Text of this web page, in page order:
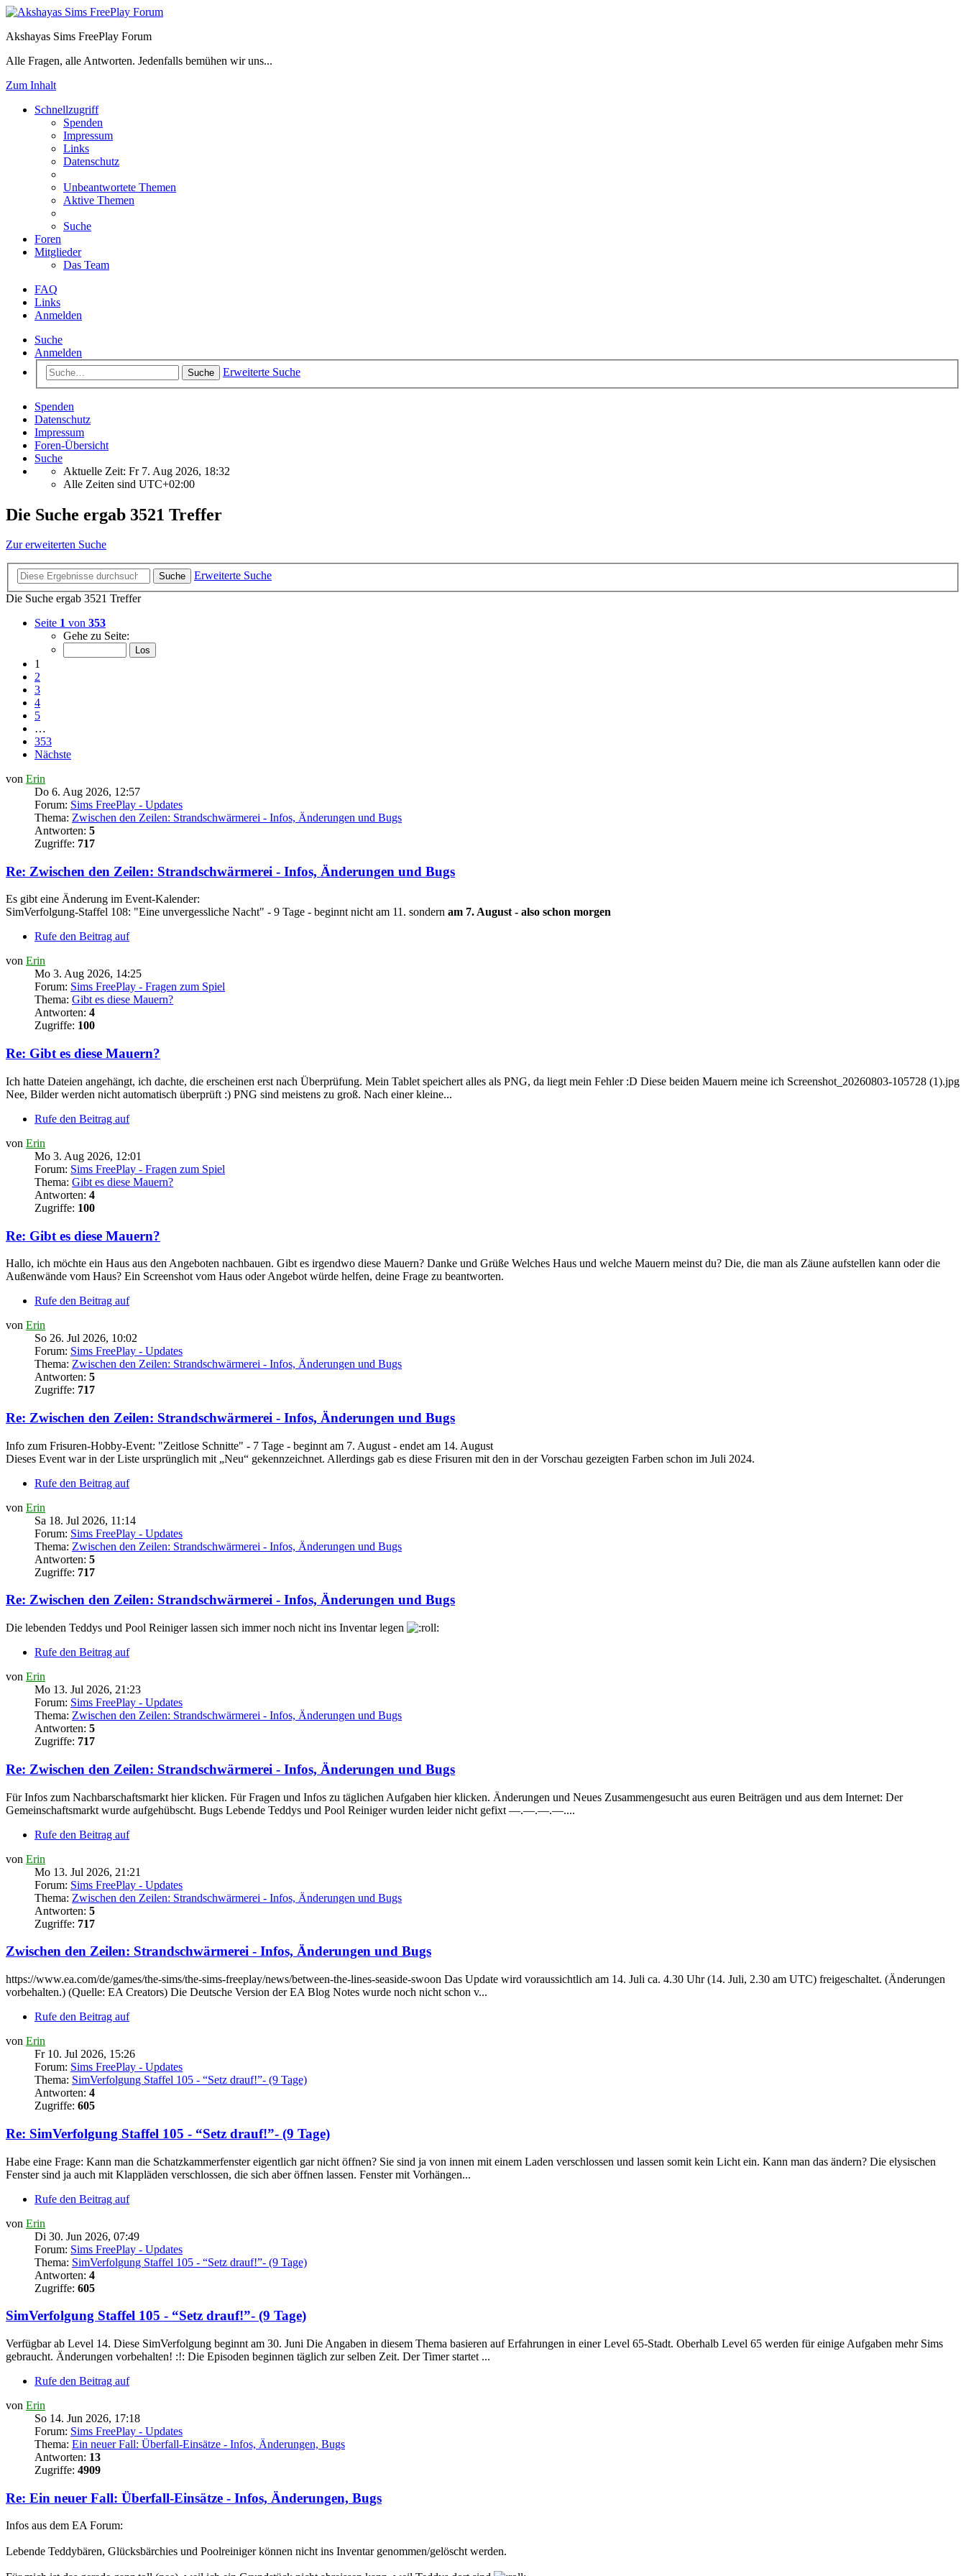
Akshayas Sims FreePlay Forum
Alle Fragen, alle Antworten. Jedenfalls bemühen wir uns...
Zum Inhalt
Schnellzugriff
Spenden
Impressum
Links
Datenschutz
Unbeantwortete Themen
Aktive Themen
Suche
Foren
Mitglieder
Das Team
FAQ
Links
Anmelden
Suche
Anmelden
Suche Erweiterte Suche
Spenden
Datenschutz
Impressum
Foren-Übersicht
Suche
Aktuelle Zeit: Fr 7. Aug 2026, 18:32
Alle Zeiten sind UTC+02:00
Die Suche ergab 3521 Treffer
Zur erweiterten Suche
Suche
Erweiterte Suche
Die Suche ergab 3521 Treffer
Seite 1 von 353
Gehe zu Seite:
1
2
3
4
5
…
353
Nächste
von Erin
Do 6. Aug 2026, 12:57
Forum: Sims FreePlay - Updates
Thema: Zwischen den Zeilen: Strandschwärmerei - Infos, Änderungen und Bugs
Antworten: 5
Zugriffe: 717
Re: Zwischen den Zeilen: Strandschwärmerei - Infos, Änderungen und Bugs
Es gibt eine Änderung im Event-Kalender:
SimVerfolgung-Staffel 108: "Eine unvergessliche Nacht" - 9 Tage - beginnt nicht am 11. sondern am 7. August - also schon morgen
Rufe den Beitrag auf
von Erin
Mo 3. Aug 2026, 14:25
Forum: Sims FreePlay - Fragen zum Spiel
Thema: Gibt es diese Mauern?
Antworten: 4
Zugriffe: 100
Re: Gibt es diese Mauern?
Ich hatte Dateien angehängt, ich dachte, die erscheinen erst nach Überprüfung. Mein Tablet speichert alles als PNG, da liegt mein Fehler :D Diese beiden Mauern meine ich Screenshot_20260803-105728 (1).jpg
Nee, Bilder werden nicht automatisch überprüft :) PNG sind meistens zu groß. Nach einer kleine...
Rufe den Beitrag auf
von Erin
Mo 3. Aug 2026, 12:01
Forum: Sims FreePlay - Fragen zum Spiel
Thema: Gibt es diese Mauern?
Antworten: 4
Zugriffe: 100
Re: Gibt es diese Mauern?
Hallo, ich möchte ein Haus aus den Angeboten nachbauen. Gibt es irgendwo diese Mauern? Danke und Grüße Welches Haus und welche Mauern meinst du? Die, die man als Zäune aufstellen kann oder die
Außenwände vom Haus? Ein Screenshot vom Haus oder Angebot würde helfen, deine Frage zu beantworten.
Rufe den Beitrag auf
von Erin
So 26. Jul 2026, 10:02
Forum: Sims FreePlay - Updates
Thema: Zwischen den Zeilen: Strandschwärmerei - Infos, Änderungen und Bugs
Antworten: 5
Zugriffe: 717
Re: Zwischen den Zeilen: Strandschwärmerei - Infos, Änderungen und Bugs
Info zum Frisuren-Hobby-Event: "Zeitlose Schnitte" - 7 Tage - beginnt am 7. August - endet am 14. August
Dieses Event war in der Liste ursprünglich mit „Neu“ gekennzeichnet. Allerdings gab es diese Frisuren mit den in der Vorschau gezeigten Farben schon im Juli 2024.
Rufe den Beitrag auf
von Erin
Sa 18. Jul 2026, 11:14
Forum: Sims FreePlay - Updates
Thema: Zwischen den Zeilen: Strandschwärmerei - Infos, Änderungen und Bugs
Antworten: 5
Zugriffe: 717
Re: Zwischen den Zeilen: Strandschwärmerei - Infos, Änderungen und Bugs
Die lebenden Teddys und Pool Reiniger lassen sich immer noch nicht ins Inventar legen
Rufe den Beitrag auf
von Erin
Mo 13. Jul 2026, 21:23
Forum: Sims FreePlay - Updates
Thema: Zwischen den Zeilen: Strandschwärmerei - Infos, Änderungen und Bugs
Antworten: 5
Zugriffe: 717
Re: Zwischen den Zeilen: Strandschwärmerei - Infos, Änderungen und Bugs
Für Infos zum Nachbarschaftsmarkt hier klicken. Für Fragen und Infos zu täglichen Aufgaben hier klicken. Änderungen und Neues Zusammengesucht aus euren Beiträgen und aus dem Internet: Der
Gemeinschaftsmarkt wurde aufgehübscht. Bugs Lebende Teddys und Pool Reiniger wurden leider nicht gefixt —.—.—.—....
Rufe den Beitrag auf
von Erin
Mo 13. Jul 2026, 21:21
Forum: Sims FreePlay - Updates
Thema: Zwischen den Zeilen: Strandschwärmerei - Infos, Änderungen und Bugs
Antworten: 5
Zugriffe: 717
Zwischen den Zeilen: Strandschwärmerei - Infos, Änderungen und Bugs
https://www.ea.com/de/games/the-sims/the-sims-freeplay/news/between-the-lines-seaside-swoon Das Update wird voraussichtlich am 14. Juli ca. 4.30 Uhr (14. Juli, 2.30 am UTC) freigeschaltet. (Änderungen
vorbehalten.) (Quelle: EA Creators) Die Deutsche Version der EA Blog Notes wurde noch nicht schon v...
Rufe den Beitrag auf
von Erin
Fr 10. Jul 2026, 15:26
Forum: Sims FreePlay - Updates
Thema: SimVerfolgung Staffel 105 - “Setz drauf!”- (9 Tage)
Antworten: 4
Zugriffe: 605
Re: SimVerfolgung Staffel 105 - “Setz drauf!”- (9 Tage)
Habe eine Frage: Kann man die Schatzkammerfenster eigentlich gar nicht öffnen? Sie sind ja von innen mit einem Laden verschlossen und lassen somit kein Licht ein. Kann man das ändern? Die elysischen
Fenster sind ja auch mit Klappläden verschlossen, die sich aber öffnen lassen. Fenster mit Vorhängen...
Rufe den Beitrag auf
von Erin
Di 30. Jun 2026, 07:49
Forum: Sims FreePlay - Updates
Thema: SimVerfolgung Staffel 105 - “Setz drauf!”- (9 Tage)
Antworten: 4
Zugriffe: 605
SimVerfolgung Staffel 105 - “Setz drauf!”- (9 Tage)
Verfügbar ab Level 14. Diese SimVerfolgung beginnt am 30. Juni Die Angaben in diesem Thema basieren auf Erfahrungen in einer Level 65-Stadt. Oberhalb Level 65 werden für einige Aufgaben mehr Sims
gebraucht. Änderungen vorbehalten! :!: Die Episoden beginnen täglich zur selben Zeit. Der Timer startet ...
Rufe den Beitrag auf
von Erin
So 14. Jun 2026, 17:18
Forum: Sims FreePlay - Updates
Thema: Ein neuer Fall: Überfall-Einsätze - Infos, Änderungen, Bugs
Antworten: 13
Zugriffe: 4909
Re: Ein neuer Fall: Überfall-Einsätze - Infos, Änderungen, Bugs
Infos aus dem EA Forum:
Lebende Teddybären, Glücksbärchies und Poolreiniger können nicht ins Inventar genommen/gelöscht werden.